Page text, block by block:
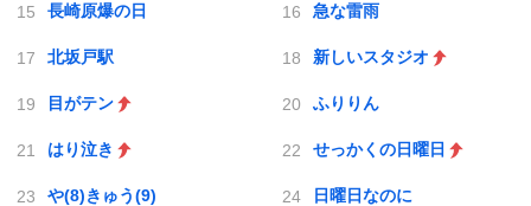
長崎原爆の日 急な雷雨
北坂戸駅 新しいスタジオ
目がテン ふりりん
はり泣き せっかくの日曜日
や(8)きゅう(9) 日曜日なのに